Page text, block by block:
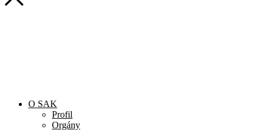
O SAK
Profil
Orgány